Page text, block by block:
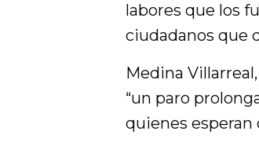
labores que los
ciudadanos que
Medina
“un paro
quienes esperan